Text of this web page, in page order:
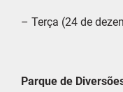
– Terça (24 de
Parque de